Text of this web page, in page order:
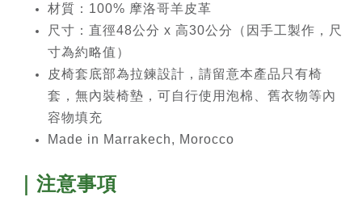
材質：100% 摩洛哥羊皮革
尺寸：直徑48公分 x 高30公分（因手工製作，尺
寸為約略值）
皮椅套底部為拉鍊設計，請留意本產品只有椅
套，無內裝椅墊，可自行使用泡棉、舊衣物等內
容物填充
Made in Marrakech, Morocco
｜注意事項